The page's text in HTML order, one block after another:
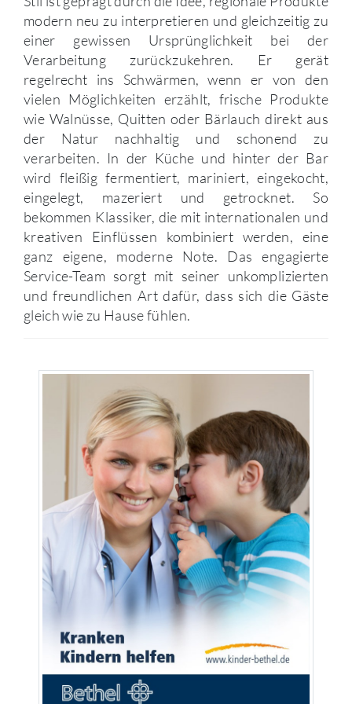
modern neu zu interpretieren und gleichzeitig zu
einer gewissen Ursprünglichkeit bei der
Verarbeitung zurückzukehren. Er gerät
regelrecht ins Schwärmen, wenn er von den
vielen Möglichkeiten erzählt, frische Produkte
wie Walnüsse, Quitten oder Bärlauch direkt aus
der Natur nachhaltig und schonend zu
verarbeiten. In der Küche und hinter der Bar
wird fleißig fermentiert, mariniert, eingekocht,
eingelegt, mazeriert und getrocknet. So
bekommen Klassiker, die mit internationalen und
kreativen Einflüssen kombiniert werden, eine
ganz eigene, moderne Note. Das engagierte
Service-Team sorgt mit seiner unkomplizierten
und freundlichen Art dafür, dass sich die Gäste
gleich wie zu Hause fühlen.